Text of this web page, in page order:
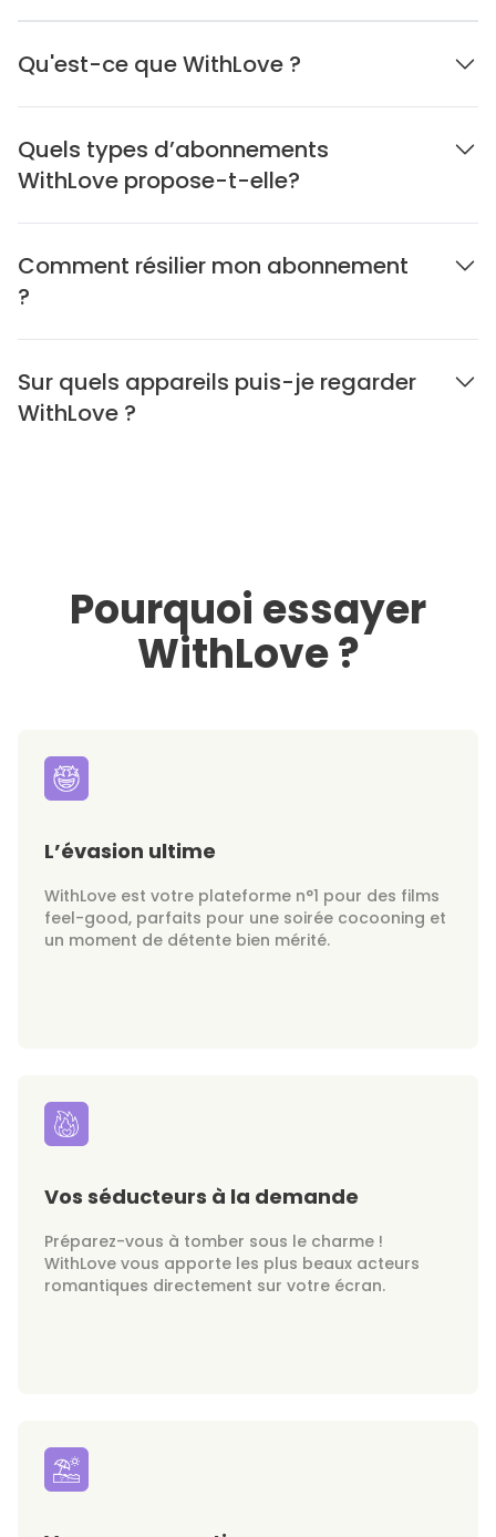
Qu'est-ce que WithLove ?
Quels types d’abonnements
WithLove propose-t-elle?
Comment résilier mon abonnement
?
Sur quels appareils puis-je regarder
WithLove ?
Pourquoi essayer
WithLove ?
L’évasion ultime
WithLove est votre plateforme n°1 pour des films
feel-good, parfaits pour une soirée cocooning et
un moment de détente bien mérité.
Vos séducteurs à la demande
Préparez-vous à tomber sous le charme !
WithLove vous apporte les plus beaux acteurs
romantiques directement sur votre écran.